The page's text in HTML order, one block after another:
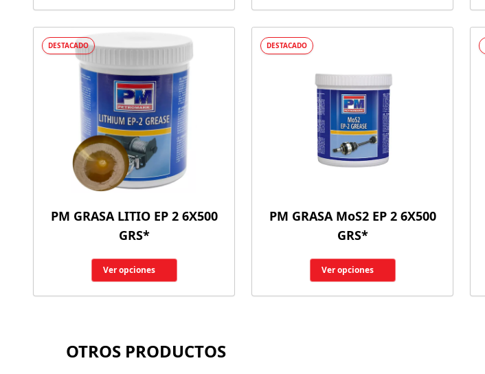
DESTACADO
PM GRASA LITIO EP 2 6X500
GRS*
Ver opciones
DESTACADO
PM GRASA MoS2 EP 2 6X500
GRS*
Ver opciones
OTROS PRODUCTOS